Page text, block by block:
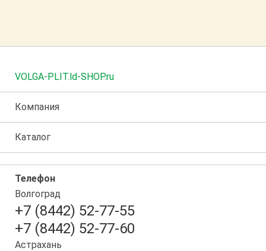
VOLGA-PLIT.ld-SHOP.ru
Компания
Каталог
Телефон
Волгоград
+7 (8442) 52-77-55
+7 (8442) 52-77-60
Астрахань